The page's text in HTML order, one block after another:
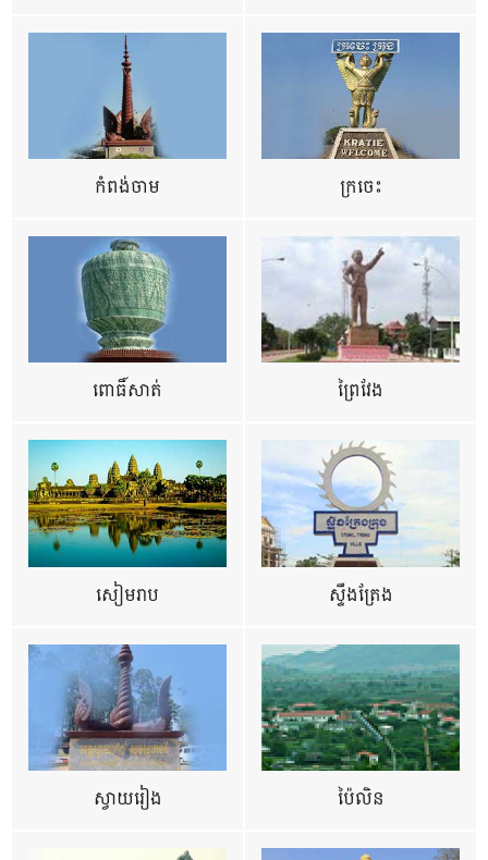
កំពង់ចាម ក្រចេះ
ពោធិ៍សាត់ ព្រៃវែង
សៀមរាប ស្ទឹងត្រែង
ស្វាយរៀង ប៉ៃលិន